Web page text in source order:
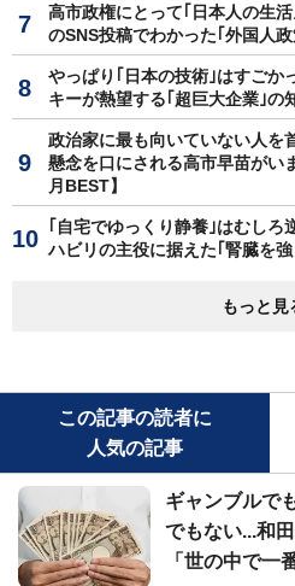
高市政権にとって｢日本人の生
のSNS投稿でわかった｢外国人
やっぱり｢日本の技術｣はすご
キーが熱望する｢超巨大企業｣の
政治家に最も向いていない人
懸念を口にされる高市早苗がい
月BEST】
｢自宅でゆっくり静養｣はむし
ハビリの主役に据えた｢腎臓を
もっと見
この記事の読者に
人気の記事
ギャンブルで
でもない...和
「世の中で一